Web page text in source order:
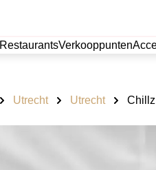
RestaurantsVerkooppunten
Utrecht Utrecht Chillz